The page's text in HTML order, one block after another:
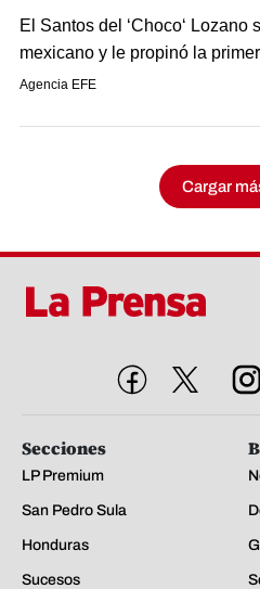
El Santos del ‘Choco‘ Lozano
mexicano y le propinó la
Agencia EFE
Cargar
Secciones
LP Premium
San Pedro Sula
Honduras
Sucesos